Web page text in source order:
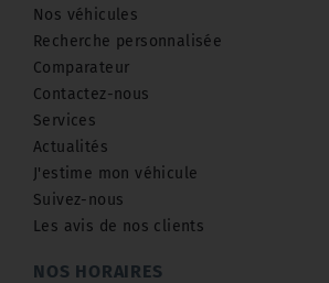
Nos véhicules
Recherche personnalisée
Comparateur
Contactez-nous
Services
Actualités
J'estime mon véhicule
Suivez-nous
Les avis de nos clients
NOS HORAIRES